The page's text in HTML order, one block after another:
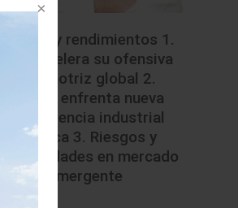
Riesgos y rendimientos 1.
China acelera su ofensiva
automotriz global 2.
México enfrenta nueva
competencia industrial
asiática 3. Riesgos y
oportunidades en mercado
emergente